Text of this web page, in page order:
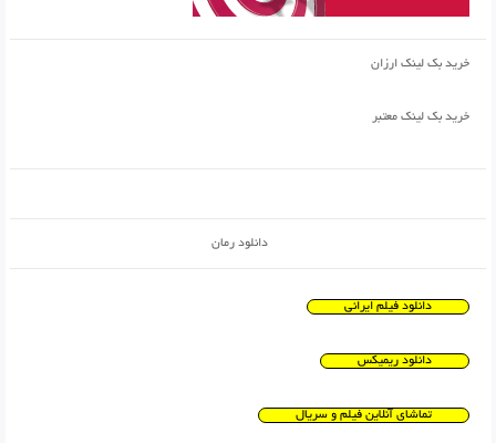
خرید بک لینک ارزان
خرید بک لینک معتبر
دانلود رمان
دانلود فیلم ایرانی
دانلود ریمیکس
تماشای آنلاین فیلم و سریال